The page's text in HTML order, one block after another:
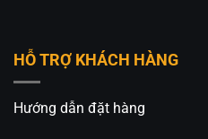
HỖ TRỢ KHÁCH HÀNG
Hướng dẫn đặt hàng